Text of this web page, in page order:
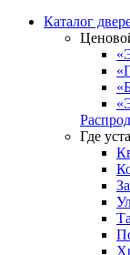
Каталог
Где